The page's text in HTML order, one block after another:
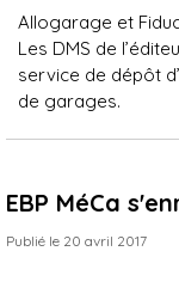
Allogarage et
Les DMS de
service de dépôt
de garages.
EBP MéCa
Publié le 20 avril 2017